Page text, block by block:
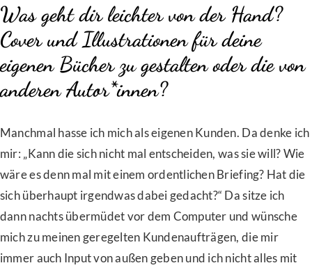
Was geht dir leichter von der Hand?
Cover und Illustrationen für deine
eigenen Bücher zu gestalten oder die von
anderen Autor*innen?
Manchmal hasse ich mich als eigenen Kunden. Da denke ich
mir: „Kann die sich nicht mal entscheiden, was sie will? Wie
wäre es denn mal mit einem ordentlichen Briefing? Hat die
sich überhaupt irgendwas dabei gedacht?“ Da sitze ich
dann nachts übermüdet vor dem Computer und wünsche
mich zu meinen geregelten Kundenaufträgen, die mir
immer auch Input von außen geben und ich nicht alles mit